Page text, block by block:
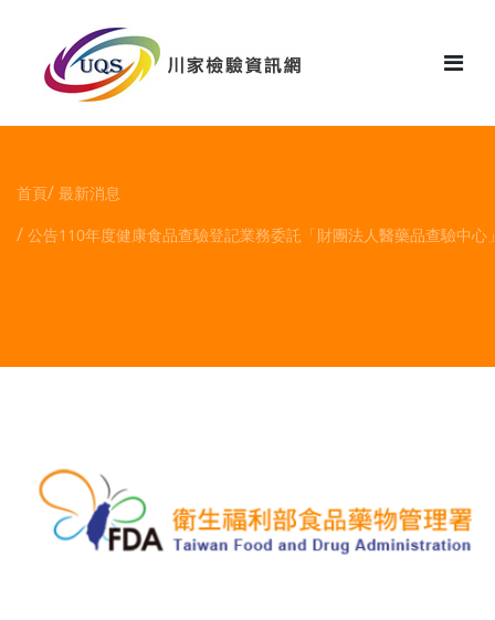
首頁 最新消息
公告110年度健康食品查驗登記業務委託「財團法人醫藥品查驗中心